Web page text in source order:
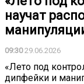
научат
09:3029.06.2026
«Лето под
дипфейки и